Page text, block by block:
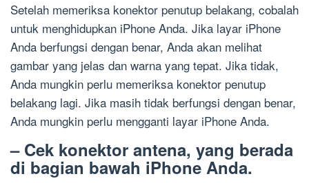
Setelah memeriksa konektor penutup belakang, cobalah
untuk menghidupkan iPhone Anda. Jika layar iPhone
Anda berfungsi dengan benar, Anda akan melihat
gambar yang jelas dan warna yang tepat. Jika tidak,
Anda mungkin perlu memeriksa konektor penutup
belakang lagi. Jika masih tidak berfungsi dengan benar,
Anda mungkin perlu mengganti layar iPhone Anda.
– Cek konektor antena, yang berada
di bagian bawah iPhone Anda.